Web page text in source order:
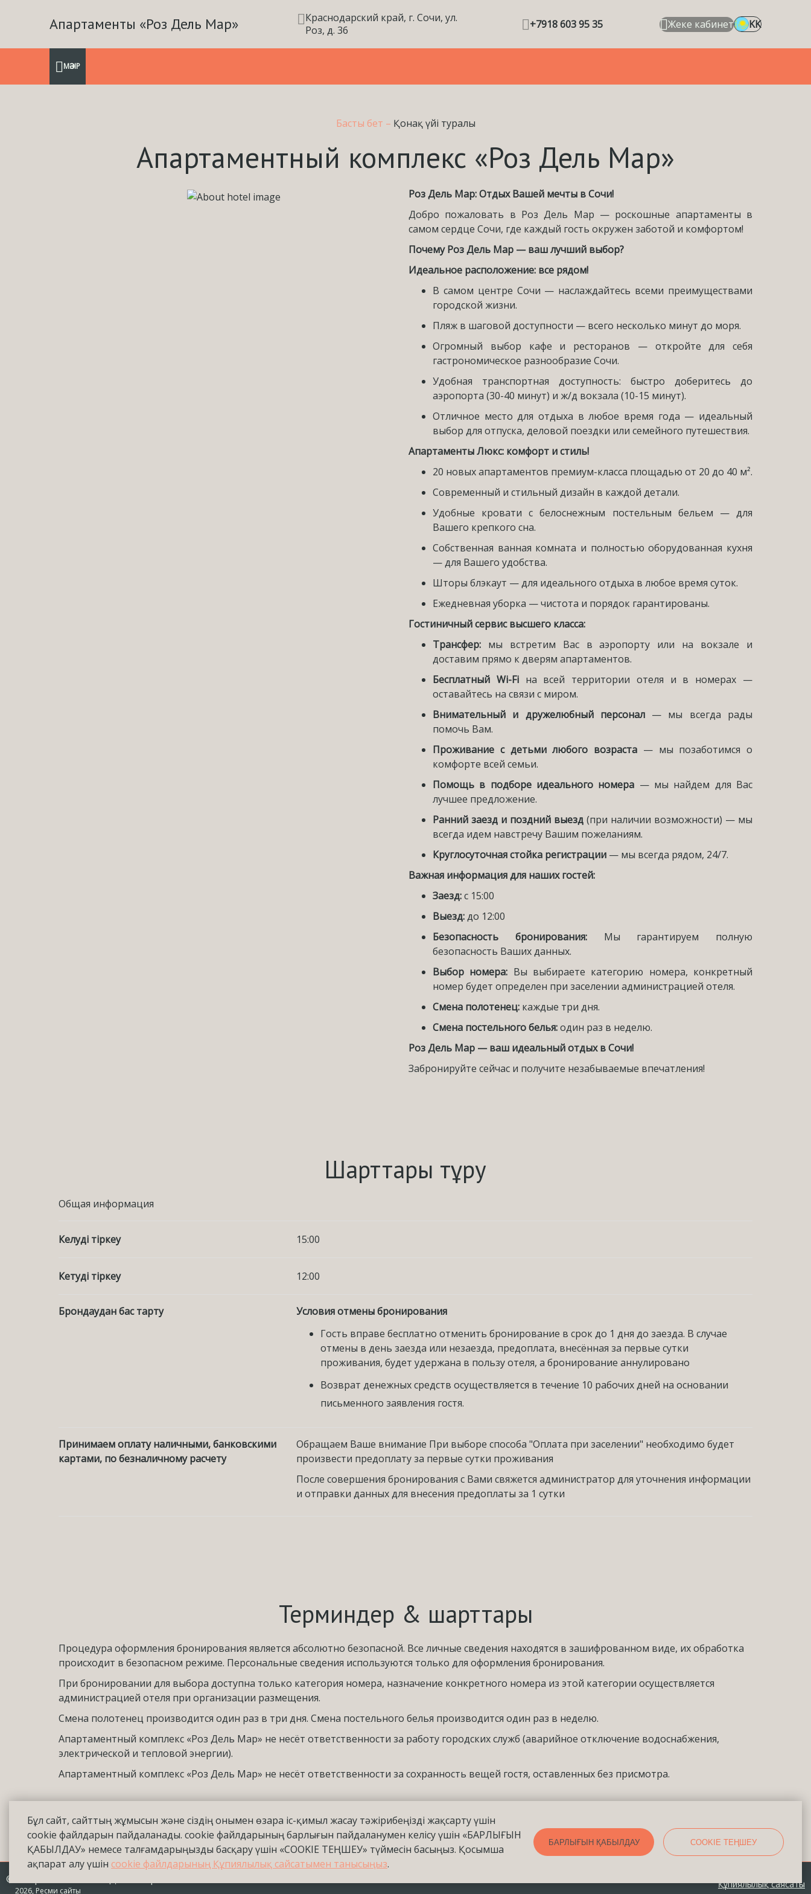
Бұл сайт, сайттың жұмысын және сіздің онымен өзара іс-қимыл жасау тәжірибеңізді жақсарту үшін
cookie файлдарын пайдаланады. cookie файлдарының барлығын пайдаланумен келісу үшін «БАРЛЫҒЫН
ҚАБЫЛДАУ» немесе талғамдарыңызды басқару үшін «COOKIE ТЕҢШЕУ» түймесін басыңыз. Қосымша
ақпарат алу үшін cookie файлдарының Құпиялылық сайсатымен танысыңыз.
БАРЛЫҒЫН ҚАБЫЛДАУ COOKIE ТЕҢШЕУ
Апартаменты «Роз Дель Мар»
Краснодарский край, г. Сочи, ул.
Роз, д. 36
+7918 603 95 35 Жеке кабинет KK
МӘЗІР
Басты бет – Қонақ үйі туралы
Апартаментный комплекс «Роз Дель Мар»
Роз Дель Мар: Отдых Вашей мечты в Сочи!
Добро пожаловать в Роз Дель Мар — роскошные апартаменты в
самом сердце Сочи, где каждый гость окружен заботой и комфортом!
Почему Роз Дель Мар — ваш лучший выбор?
Идеальное расположение: все рядом!
В самом центре Сочи — наслаждайтесь всеми преимуществами
городской жизни.
Пляж в шаговой доступности — всего несколько минут до моря.
Огромный выбор кафе и ресторанов — откройте для себя
гастрономическое разнообразие Сочи.
Удобная транспортная доступность: быстро доберитесь до
аэропорта (30-40 минут) и ж/д вокзала (10-15 минут).
Отличное место для отдыха в любое время года — идеальный
выбор для отпуска, деловой поездки или семейного путешествия.
Апартаменты Люкс: комфорт и стиль!
20 новых апартаментов премиум-класса площадью от 20 до 40 м².
Современный и стильный дизайн в каждой детали.
Удобные кровати с белоснежным постельным бельем — для
Вашего крепкого сна.
Собственная ванная комната и полностью оборудованная кухня
— для Вашего удобства.
Шторы блэкаут — для идеального отдыха в любое время суток.
Ежедневная уборка — чистота и порядок гарантированы.
Гостиничный сервис высшего класса:
Трансфер: мы встретим Вас в аэропорту или на вокзале и
доставим прямо к дверям апартаментов.
Бесплатный Wi-Fi на всей территории отеля и в номерах —
оставайтесь на связи с миром.
Внимательный и дружелюбный персонал — мы всегда рады
помочь Вам.
Проживание с детьми любого возраста — мы позаботимся о
комфорте всей семьи.
Помощь в подборе идеального номера — мы найдем для Вас
лучшее предложение.
Ранний заезд и поздний выезд (при наличии возможности) — мы
всегда идем навстречу Вашим пожеланиям.
Круглосуточная стойка регистрации — мы всегда рядом, 24/7.
Важная информация для наших гостей:
Заезд:с 15:00
Выезд:до 12:00
Безопасность бронирования:
Мы гарантируем полную
безопасность Ваших данных.
Выбор номера: Вы выбираете категорию номера, конкретный
номер будет определен при заселении администрацией отеля.
Смена полотенец: каждые три дня.
Смена постельного белья:один раз в неделю.
Роз Дель Мар — ваш идеальный отдых в Сочи!
Забронируйте сейчас и получите незабываемые впечатления!
Шарттары тұру
Общая информация
Келуді тіркеу 15:00
Кетуді тіркеу 12:00
Брондаудан бас тарту
Условия отмены бронирования
Гость вправе бесплатно отменить бронирование в срок до 1 дня до заезда. В случае
отмены в день заезда или незаезда, предоплата, внесённая за первые сутки
проживания, будет удержана в пользу отеля, а бронирование аннулировано
Возврат денежных средств осуществляется в течение 10 рабочих дней на основании
письменного заявления гостя.
Принимаем оплату наличными, банковскими
картами, по безналичному расчету
Обращаем Ваше внимание При выборе способа "Оплата при заселении" необходимо будет
произвести предоплату за первые сутки проживания
После совершения бронирования с Вами свяжется администратор для уточнения информации
и отправки данных для внесения предоплаты за 1 сутки
Терминдер & шарттары
Процедура оформления бронирования является абсолютно безопасной. Все личные сведения находятся в зашифрованном виде, их обработка
происходит в безопасном режиме. Персональные сведения используются только для оформления бронирования.
При бронировании для выбора доступна только категория номера, назначение конкретного номера из этой категории осуществляется
администрацией отеля при организации размещения.
Смена полотенец производится один раз в три дня. Смена постельного белья производится один раз в неделю.
Апартаментный комплекс «Роз Дель Мар» не несёт ответственности за работу городских служб (аварийное отключение водоснабжения,
электрической и тепловой энергии).
Апартаментный комплекс «Роз Дель Мар» не несёт ответственности за сохранность вещей гостя, оставленных без присмотра.
© Апартаменты «Роз Дель Мар»
2026, Ресми сайты
Құпиялылық саясаты